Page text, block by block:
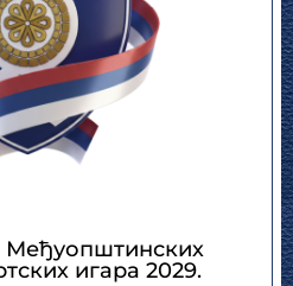
игара 2029.